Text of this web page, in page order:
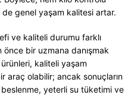
genel yaşam kalitesi artar.
ve kaliteli durumu farklı
bir uzmana danışmak
kaliteli yaşam
araç olabilir; ancak sonuçların
beslenme, yeterli su tüketimi ve